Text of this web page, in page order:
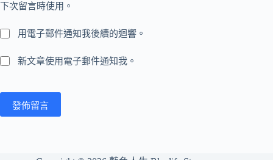
下次留言時使用。
用電子郵件通知我後續的迴響。
新文章使用電子郵件通知我。
發佈留言